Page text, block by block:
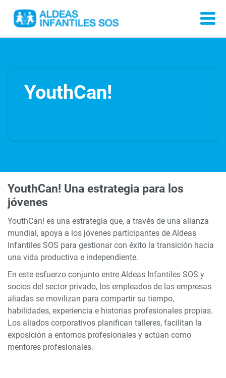
YouthCan!
YouthCan! Una estrategia para los
jóvenes
YouthCan! es una estrategia que, a través de una alianza
mundial, apoya a los jóvenes participantes de Aldeas
Infantiles SOS para gestionar con éxito la transición hacia
una vida productiva e independiente.
En este esfuerzo conjunto entre Aldeas Infantiles SOS y
socios del sector privado, los empleados de las empresas
aliadas se movilizan para compartir su tiempo,
habilidades, experiencia e historias profesionales propias.
Los aliados corporativos planifican talleres, facilitan la
exposición a entornos profesionales y actúan como
mentores profesionales.